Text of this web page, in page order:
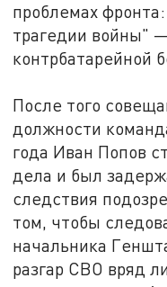
проблемах
трагедии войны"
контрбатарейной
После того
должности
года Иван Попов
дела и был
следствия
том, чтобы
начальника
разгар СВО вряд